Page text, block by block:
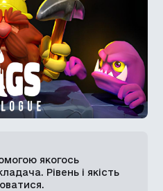
якогось
Рівень і якість